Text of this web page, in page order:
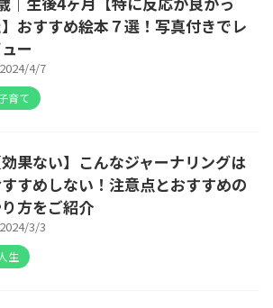
おすすめ絵本７選！写真付きでレ
ー
2024/4/7
育て
効果ない】こんなジャーナリングは
すめしない！注意点とおすすめの
方をご紹介
2024/3/3
人生